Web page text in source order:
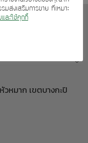
หมาก เขตบางกะปิ
มส่งเสริมการขาย ที่เหมาะ
และใช้คุกกี้